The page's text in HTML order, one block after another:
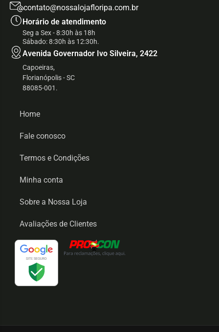
contato@nossalojafloripa.com.br
Horário de atendimento
Seg a Sex - 8:30h às 18h
Sábado: 8:30h às 12:30h.
Avenida Governador Ivo Silveira, 2422
Capoeiras,
Florianópolis - SC
88085-001.
Home
Fale conosco
Termos e Condições
Minha conta
Sobre a Nossa Loja
Avaliações de Clientes